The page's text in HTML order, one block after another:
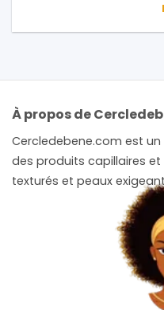
À propos de
Cercledebene.com est
des produits capillaires
texturés et peaux